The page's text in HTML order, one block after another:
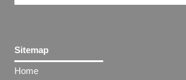
Sitemap
Home